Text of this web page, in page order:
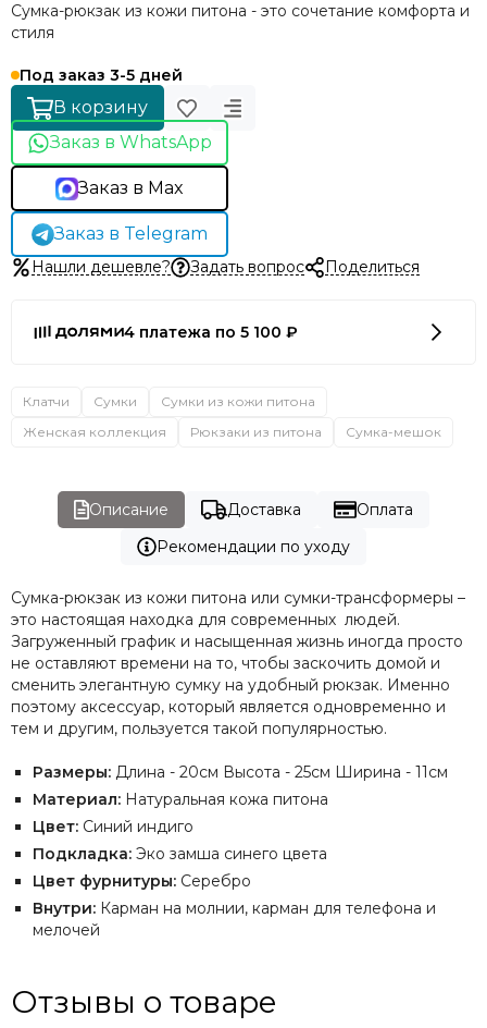
Сумка-рюкзак из кожи питона - это сочетание комфорта и
стиля
Под заказ 3-5 дней
В корзину
Заказ в WhatsApp
Заказ в Max
Заказ в Telegram
Нашли дешевле? Задать вопрос Поделиться
4 платежа по 5 100 ₽
Клатчи Сумки
Сумки из кожи питона
Женская коллекция
Рюкзаки из питона Сумка-мешок
Описание Доставка
Оплата
Рекомендации по уходу
Сумка-рюкзак из кожи питона или сумки-трансформеры –
это настоящая находка для современных людей.
Загруженный график и насыщенная жизнь иногда просто
не оставляют времени на то, чтобы заскочить домой и
сменить элегантную сумку на удобный рюкзак. Именно
поэтому аксессуар, который является одновременно и
тем и другим, пользуется такой популярностью.
Размеры: Длина - 20см Высота - 25см Ширина - 11см
Материал: Натуральная кожа питона
Цвет: Синий индиго
Подкладка: Эко замша синего цвета
Цвет фурнитуры: Серебро
Внутри: Карман на молнии, карман для телефона и
мелочей
Отзывы о товаре